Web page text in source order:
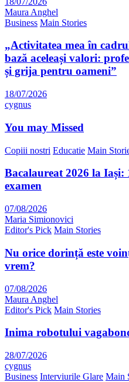
Maura Anghel
Business Main Stories
„Activitatea mea în
bază aceleași valori:
și grija pentru oameni”
18/07/2026
cygnus
You may Missed
Copiii nostri Educatie Main
Bacalaureat 2026 la
examen
07/08/2026
Maria Simionovici
Editor's Pick Main Stories
Nu orice dorință este
vrem?
07/08/2026
Maura Anghel
Editor's Pick Main Stories
Inima robotului
28/07/2026
cygnus
Business Interviurile Glare Main